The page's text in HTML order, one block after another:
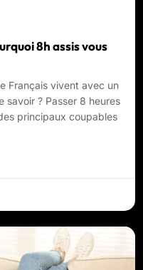
8h assis vous
Français vivent avec un
? Passer 8 heures
principaux coupables